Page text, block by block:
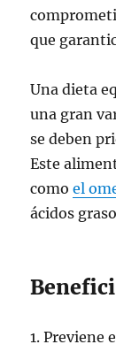
que
Una dieta
una gran
se deben
Este
comoel
ácidos
1. Previene